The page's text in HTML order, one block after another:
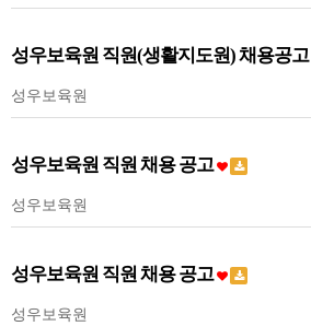
성우보육원 직원(생활지도원) 채용공고
성우보육원
성우보육원 직원 채용 공고
성우보육원
성우보육원 직원 채용 공고
성우보육원